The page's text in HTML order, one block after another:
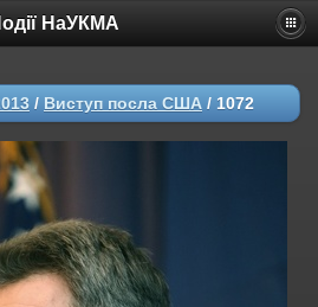
НаУКМА
/ Виступ посла США / 1072